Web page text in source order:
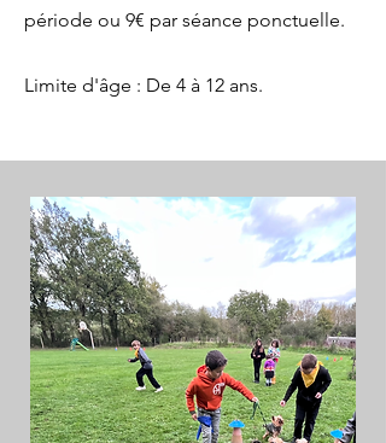
période ou 9€ par séance ponctuelle.
Limite d'âge : De 4 à 12 ans.